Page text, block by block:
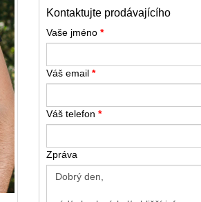
Kontaktujte prodávajícího
Vaše jméno*
Váš email*
Váš telefon*
Zpráva